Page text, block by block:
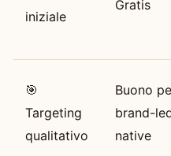
iniziale
Gratis
🎯
Targeting
qualitativo
Buono
brand-
native